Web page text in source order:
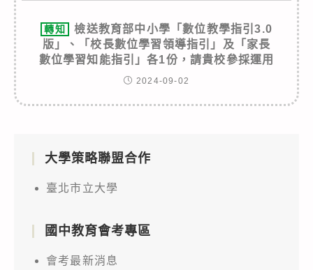
轉知
檢送教育部中小學「數位教學指引3.0
版」、「校長數位學習領導指引」及「家長
數位學習知能指引」各1份，請貴校參採運用
2024-09-02
大學策略聯盟合作
臺北市立大學
國中教育會考專區
會考最新消息